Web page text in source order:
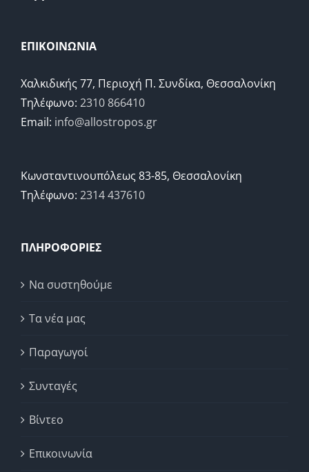
ΕΠΙΚΟΙΝΩΝΙΑ
Χαλκιδικής 77, Περιοχή Π. Συνδίκα, Θεσσαλονίκη
Τηλέφωνο: 2310 866410
Email: info@allostropos.gr
Κωνσταντινουπόλεως 83-85, Θεσσαλονίκη
Τηλέφωνο: 2314 437610
ΠΛΗΡΟΦΟΡΙΕΣ
Να συστηθούμε
Τα νέα μας
Παραγωγοί
Συνταγές
Βίντεο
Επικοινωνία